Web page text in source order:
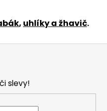
, uhlíky a žhavič.
slevy!